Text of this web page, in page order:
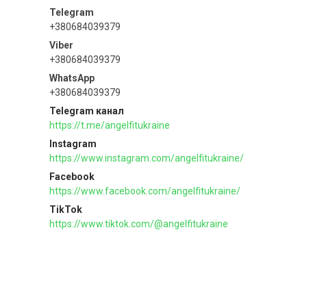
+380684039379
+380684039379
+380684039379
Telegram канал
https://t.me/angelfitukraine
Instagram
https://www.instagram.com/angelfitukraine/
Facebook
https://www.facebook.com/angelfitukraine/
TikTok
https://www.tiktok.com/@angelfitukraine